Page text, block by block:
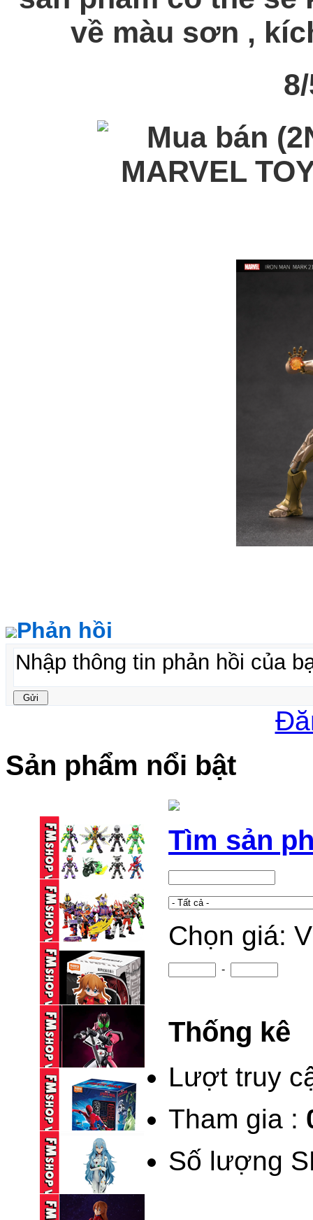
về màu sơn ,
Phản hồi
Sản phẩm nổi bật
BLINDBOX BLOKEES
KAMEN RIDER ...
95,000 VND
BLINDBOX BLOKEES
KAMEN RIDER ...
195,000 VND
(NEW) BLINDBOX
BLOKEES DAALA ...
235,000 VND
BLOKEES LEGEND
KAMEN RIDER ...
690,000 VND
BLINDBOX BLOKEES
SPIDERMAN ...
195,000 VND
Tìm sản
Chọn giá:
-
Thống kê
Lượt truy
Tham gia :
Số lượng